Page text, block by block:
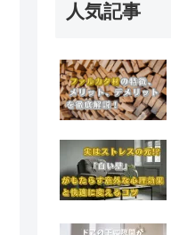
人気記事